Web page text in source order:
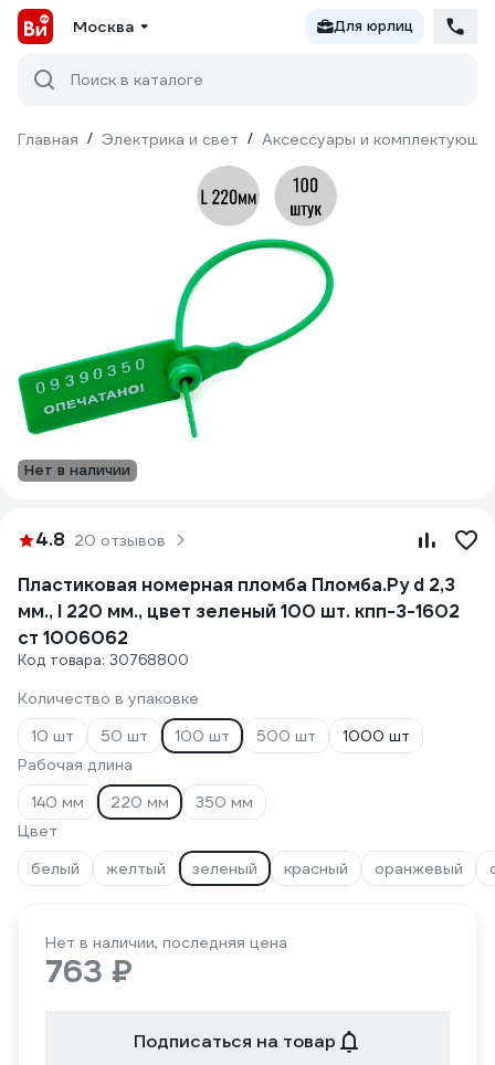
Москва Для юрлиц
Поиск в каталоге
Главная / Электрика и свет / Аксессуары и
Нет в наличии
4.8 20 отзывов
Пластиковая номерная пломба Пломба.Ру d 2,3
мм., l 220 мм., цвет зеленый 100 шт. кпп-3-1602
ст 1006062
Код товара: 30768800
Количество в упаковке
10 шт
50 шт 100 шт 500 шт
1000 шт
Рабочая длина
140 мм
220 мм
350 мм
Цвет
белый
желтый зеленый красный оранжевый
Нет в наличии, последняя цена
763 ₽
Подписаться на товар